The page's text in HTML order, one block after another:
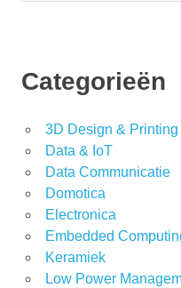
Categorieën
3D Design & Printing
Data & IoT
Data Communicatie
Domotica
Electronica
Embedded
Keramiek
Low Power